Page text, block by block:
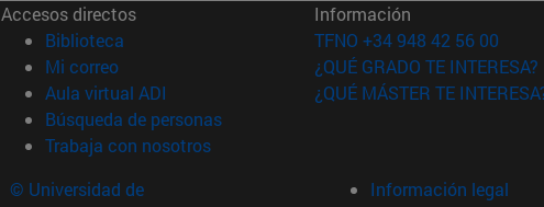
Accesos directos
Biblioteca (abre en nueva ventana)
Mi correo(abre en nueva ventana)
Aula virtual ADI (abre en nueva ventana)
Búsqueda de personas(abre en nueva ventana)
Trabaja con nosotros(abre en nueva ventana)
Información
TFNO +34 948 42 56 00
¿QUÉ GRADO TE INTERESA?
¿QUÉ MÁSTER TE
© Universidad de
Información legal